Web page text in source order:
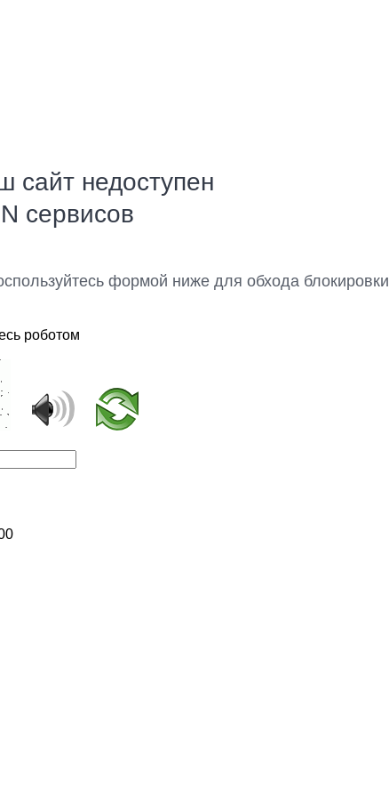
сайт недоступен
сервисов
формой ниже для обхода блокировки
роботом